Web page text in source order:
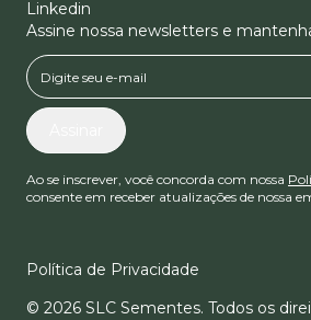
Linkedin
Assine nossa newsletters e
Ao se inscrever, você concorda com nossa
consente em receber atualizações de nossa
Política de Privacidade
© 2026 SLC Sementes. Todos os